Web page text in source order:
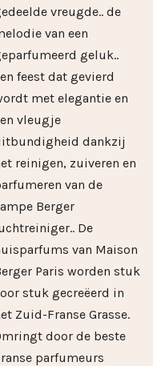
vreugde.. de
van een
geluk..
feest dat gevierd
met elegantie en
vleugje
dankzij
reinigen, zuiveren en
van de
Berger
De
van Maison
Paris worden stuk
stuk gecreëerd in
Zuid-Franse Grasse.
door de beste
parfumeurs